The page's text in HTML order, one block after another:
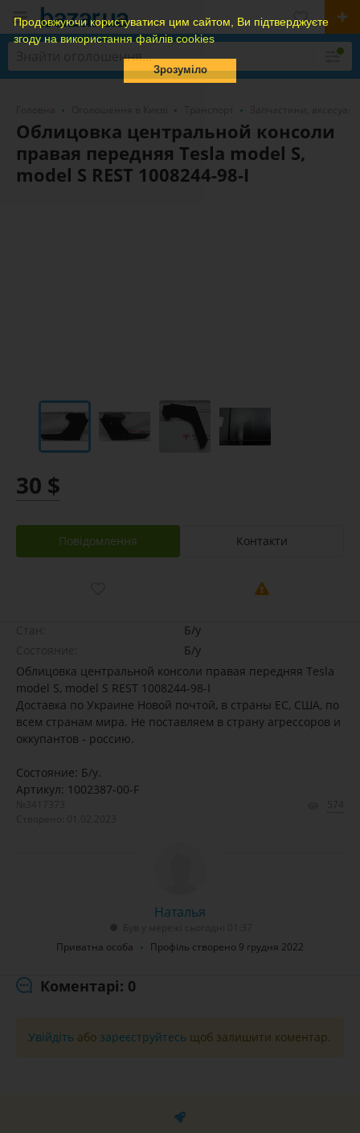
Продовжуючи користуватися цим сайтом, Ви підтверджуєте
згоду на використання файлів cookies
Зрозуміло
Облицовка центральной консоли
правая передняя Tesla model S,
model S REST 1008244-98-I
30 $
Повідомлення Контакти
Б/у
Б/у
Облицовка центральной консоли правая передняя Tesla
model S, model S REST 1008244-98-I
Доставка по Украине Новой почтой, в страны ЕС, США, по
всем странам мира. Не поставляем в страну агрессоров и
оккупантов - россию.
Состояние: Б/у.
Артикул: 1002387-00-F
Наталья
Приватна особа
Профіль створено 9 грудня 2022
Коментарі: 0
Увійдіть або зареєструйтесь щоб залишити коментар.